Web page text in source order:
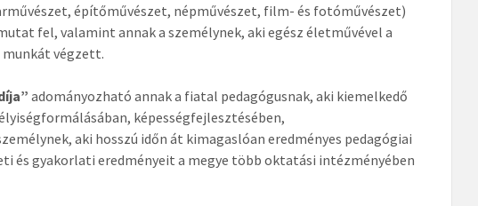
építőművészet, népművészet, film- és fotóművészet)
fel, valamint annak a személynek, aki egész életművével a
végzett.
adományozható annak a fiatal pedagógusnak, aki kiemelkedő
képességfejlesztésében,
aki hosszú időn át kimagaslóan eredményes pedagógiai
gyakorlati eredményeit a megye több oktatási intézményében